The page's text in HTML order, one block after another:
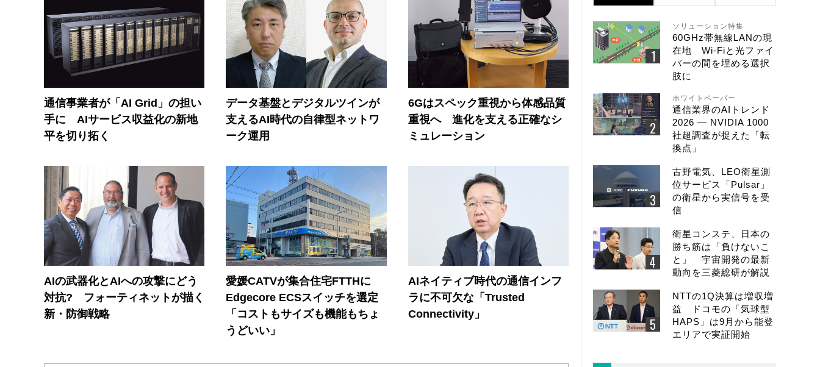
通信事業者が「AI Grid」の担い
手に AIサービス収益化の新地
平を切り拓く
データ基盤とデジタルツインが
支えるAI時代の自律型ネットワ
ーク運用
6Gはスペック重視から体感品質
重視へ 進化を支える正確なシ
ミュレーション
AIの武器化とAIへの攻撃にどう
対抗? フォーティネットが描く
新・防御戦略
愛媛CATVが集合住宅FTTHに
Edgecore ECSスイッチを選定
「コストもサイズも機能もちょ
うどいい」
AIネイティブ時代の通信インフ
ラに不可欠な「Trusted
Connectivity」
ソリューション特集
60GHz帯無線LANの現
在地 Wi-Fiと光ファイ
バーの間を埋める選択
肢に
ホワイトペーパー
通信業界のAIトレンド
2026 ― NVIDIA 1000
社超調査が捉えた「転
換点」
古野電気、LEO衛星測
位サービス「Pulsar」
の衛星から実信号を受
信
衛星コンステ、日本の
勝ち筋は「負けないこ
と」 宇宙開発の最新
動向を三菱総研が解説
NTTの1Q決算は増収増
益 ドコモの「気球型
HAPS」は9月から能登
エリアで実証開始